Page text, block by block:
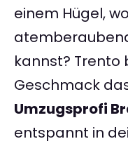
einem Hügel,
kannst? Trento
Geschmack
Umzugsprofi
entspannt in